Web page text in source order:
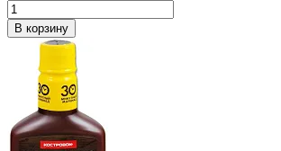
В корзину